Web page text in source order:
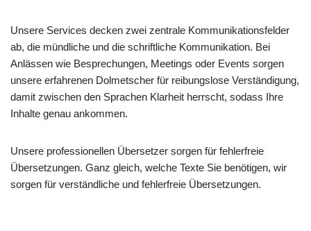
Unsere Services decken zwei zentrale Kommunikationsfelder
ab, die mündliche und die schriftliche Kommunikation. Bei
Anlässen wie Besprechungen, Meetings oder Events sorgen
unsere erfahrenen Dolmetscher für reibungslose Verständigung,
damit zwischen den Sprachen Klarheit herrscht, sodass Ihre
Inhalte genau ankommen.
Unsere professionellen Übersetzer sorgen für fehlerfreie
Übersetzungen. Ganz gleich, welche Texte Sie benötigen, wir
sorgen für verständliche und fehlerfreie Übersetzungen.